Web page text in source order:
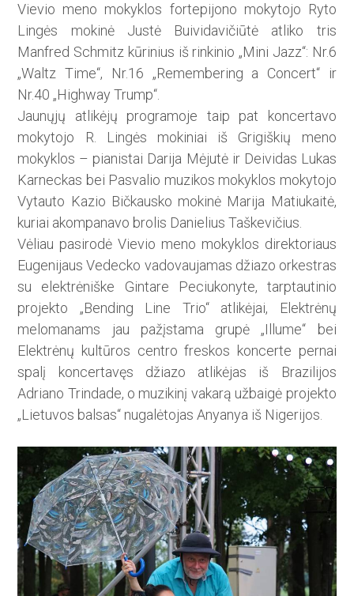
Vievio meno mokyklos fortepijono mokytojo Ryto
Lingės mokinė Justė Buividavičiūtė atliko tris
Manfred Schmitz kūrinius iš rinkinio „Mini Jazz“: Nr.6
„Waltz Time“, Nr.16 „Remembering a Concert“ ir
Nr.40 „Highway Trump“.
Jaunųjų atlikėjų programoje taip pat koncertavo
mokytojo R. Lingės mokiniai iš Grigiškių meno
mokyklos – pianistai Darija Mėjutė ir Dei­vidas Lukas
Karneckas bei Pasvalio muzikos mokyklos mokytojo
Vytauto Kazio Bičkausko mokinė Marija Matiukaitė,
kuriai akompanavo brolis Danielius Taškevičius.
Vėliau pasirodė Vievio meno mokyklos direktoriaus
Eugenijaus Vedecko vadovaujamas džiazo orkestras
su elektrėniške Gintare Peciukonyte, tarptautinio
projekto „Bending Line Trio“ atlikėjai, Elektrėnų
melomanams jau pažįstama grupė „Illume“ bei
Elektrėnų kultūros cent­ro freskos koncerte pernai
spalį koncertavęs džiazo atlikėjas iš Brazilijos
Adriano Trindade, o muzikinį vakarą užbaigė projekto
„Lietuvos balsas“ nugalėtojas Anyanya iš Nigerijos.